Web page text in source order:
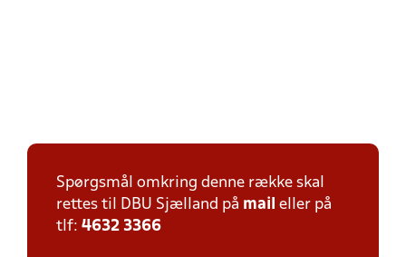
Spørgsmål omkring denne række skal
rettes til DBU Sjælland på mail eller på
tlf: 4632 3366